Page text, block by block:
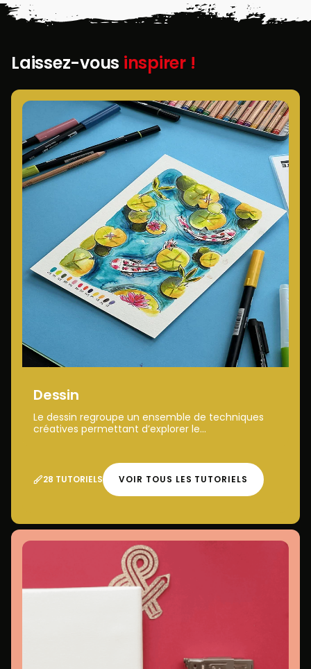
Laissez-vous inspirer !
Dessin
Le dessin regroupe un ensemble de techniques
créatives permettant d’explorer le...
28 TUTORIELS VOIR TOUS LES TUTORIELS